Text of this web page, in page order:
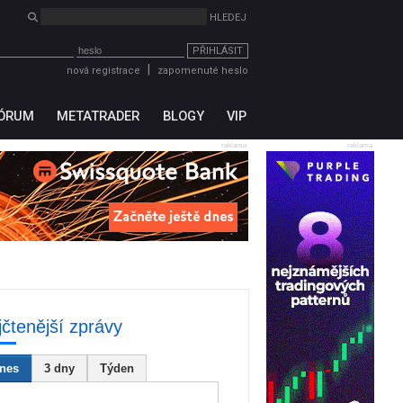
PŘIHLÁSIT
nová registrace
zapomenuté heslo
METATRADER BLOGY VIP
reklama
reklama
zprávy
3 dny Týden